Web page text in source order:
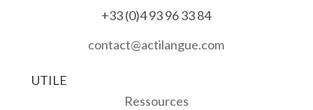
+33 (0)4 93 96 33 84
contact@actilangue.com
UTILE
Ressources